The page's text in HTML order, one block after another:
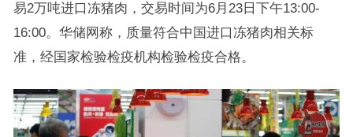
易2万吨进口冻猪肉，交易时间为6月23日下午13:00-
16:00。华储网称，质量符合中国进口冻猪肉相关标
准，经国家检验检疫机构检验检疫合格。